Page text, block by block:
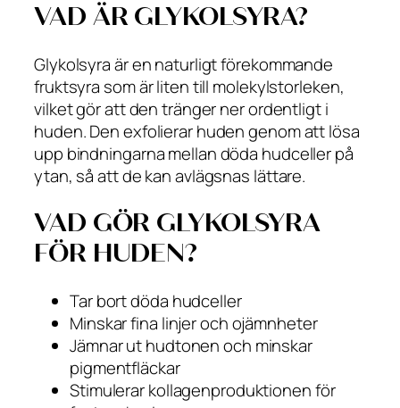
VAD ÄR GLYKOLSYRA?
Glykolsyra är en naturligt förekommande
fruktsyra som är liten till molekylstorleken,
vilket gör att den tränger ner ordentligt i
huden. Den exfolierar huden genom att lösa
upp bindningarna mellan döda hudceller på
ytan, så att de kan avlägsnas lättare.
VAD GÖR GLYKOLSYRA
FÖR HUDEN?
Tar bort döda hudceller
Minskar fina linjer och ojämnheter
Jämnar ut hudtonen och minskar
pigmentfläckar
Stimulerar kollagenproduktionen för